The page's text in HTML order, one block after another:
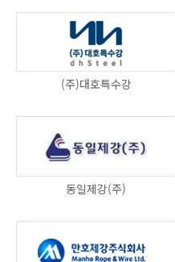
(주)대호특수강
동일제강(주)